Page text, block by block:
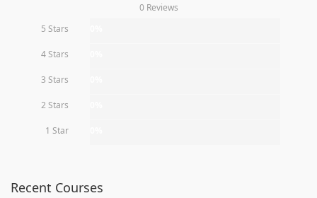
0 Reviews
5 Stars
4 Stars
3 Stars
2 Stars
1 Star
Recent Courses